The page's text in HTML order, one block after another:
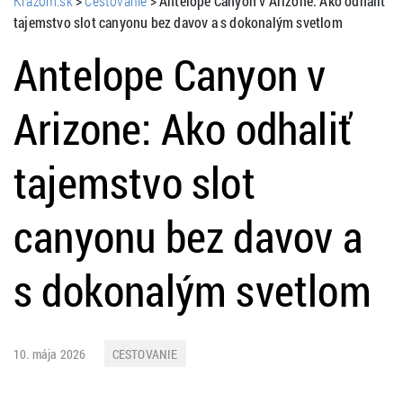
tajemstvo slot canyonu bez davov a s dokonalým svetlom
Antelope Canyon v
Arizone: Ako odhaliť
tajemstvo slot
canyonu bez davov a
s dokonalým svetlom
10. mája 2026 CESTOVANIE